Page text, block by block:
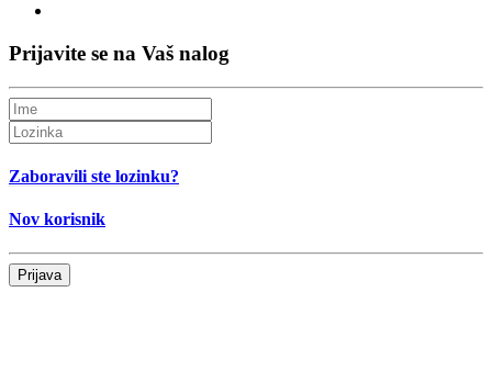
Prijavite se na Vaš nalog
Zaboravili ste lozinku?
Nov korisnik